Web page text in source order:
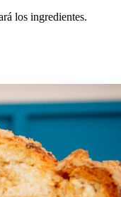
los ingredientes.